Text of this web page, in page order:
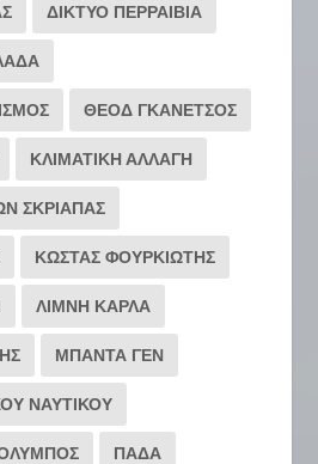
ΔΙΚΤΥΟ ΠΕΡΡΑΙΒΙΑ
ΘΕΟΔ ΓΚΑΝΕΤΣΟΣ
ΚΛΙΜΑΤΙΚΗ ΑΛΛΑΓΗ
ΣΚΡΙΑΠΑΣ
ΚΩΣΤΑΣ ΦΟΥΡΚΙΩΤΗΣ
ΛΙΜΝΗ ΚΑΡΛΑ
ΜΠΑΝΤΑ ΓΕΝ
ΝΑΥΤΙΚΟΥ
ΠΑΔΑ